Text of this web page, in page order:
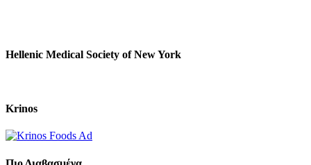
Hellenic Medical Society of New York
Krinos